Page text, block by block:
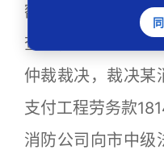
额较小，可以通过
查明，没有必要进
仲裁裁决，裁决某
支付工程劳务款
消防公司向市中级